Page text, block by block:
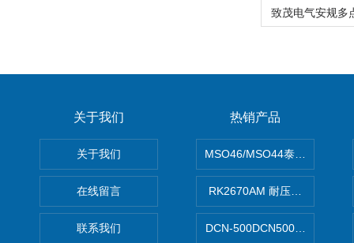
关于我们
关于我们
在线留言
联系我们
热销产品
MSO46/MSO44泰克
RK2670AM 耐压测试仪
DCN-500DCN500资料收集器